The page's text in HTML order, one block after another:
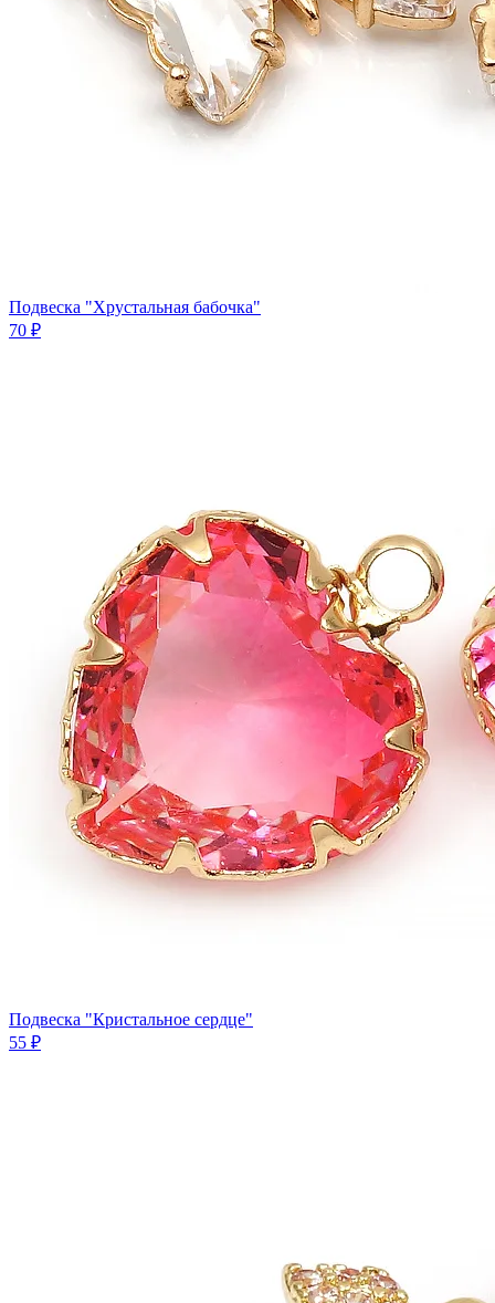
Подвеска "Хрустальная бабочка"
70 ₽
Подвеска "Кристальное сердце"
55 ₽